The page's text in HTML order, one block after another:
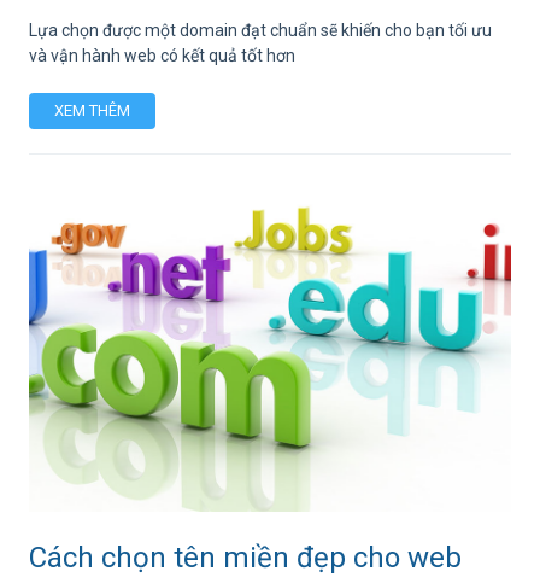
Lựa chọn được một domain đạt chuẩn sẽ khiến cho bạn tối ưu
và vận hành web có kết quả tốt hơn
XEM THÊM
Cách chọn tên miền đẹp cho web